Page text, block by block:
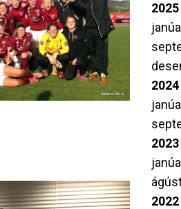
2025
2024
2023
2022